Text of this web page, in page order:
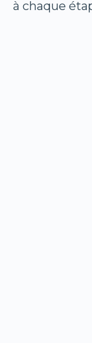
à chaque